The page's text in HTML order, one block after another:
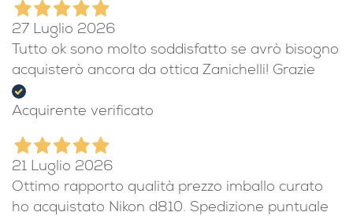
27 Luglio 2026
Tutto ok sono molto soddisfatto se avrò bisogno
acquisterò ancora da ottica Zanichelli! Grazie
Acquirente verificato
21 Luglio 2026
Ottimo rapporto qualità prezzo imballo curato
ho acquistato Nikon d810. Spedizione puntuale